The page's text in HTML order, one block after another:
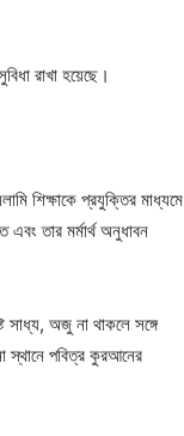
রাখা হয়েছে।
শিক্ষাকে প্রযুক্তির মাধ্যমে
তার মর্মার্থ অনুধাবন
অজু না থাকলে সঙ্গে
স্থানে পবিত্র কুরআনের